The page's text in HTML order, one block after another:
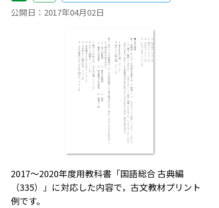
公開日： 2017年04月02日
2017～2020年度用教科書「国語総合 古典編
（335）」に対応した内容で，古文教材プリント
例です。